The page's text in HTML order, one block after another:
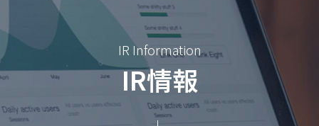
IR Information
IR情報